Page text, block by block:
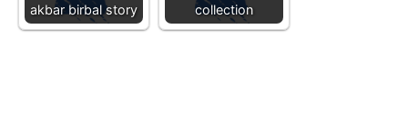
akbar birbal story
collection